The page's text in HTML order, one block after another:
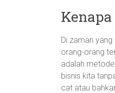
Di zaman
orang-orang
adalah
bisnis kita
cat atau